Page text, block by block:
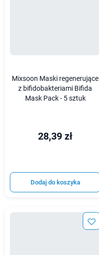
Mixsoon Maski regenerujące
z bifidobakteriami Bifida
Mask Pack - 5 sztuk
28,39 zł
Dodaj do koszyka